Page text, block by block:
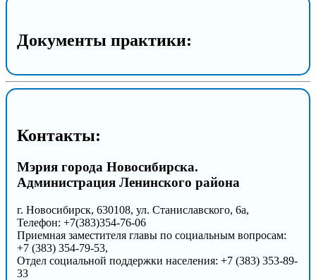
Документы практики:
Контакты:
Мэрия города Новосибирска.
Администрация Ленинского района
г. Новосибирск, 630108, ул. Станиславского, 6а,
Телефон: +7(383)354-76-06
Приемная заместителя главы по социальным вопросам:
+7 (383) 354-79-53,
Отдел социальной поддержки населения: +7 (383) 353-89-
33